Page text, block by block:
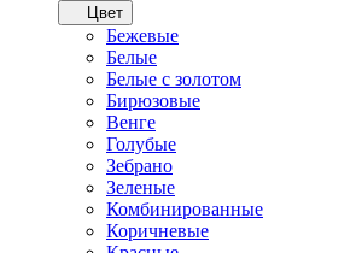
Цвет
Бежевые
Белые
Белые с золотом
Бирюзовые
Венге
Голубые
Зебрано
Зеленые
Комбинированные
Коричневые